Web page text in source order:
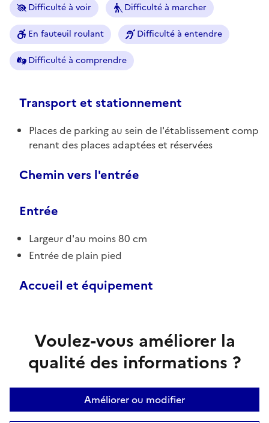
Difficulté à voir Difficulté à marcher
En fauteuil roulant Difficulté à entendre
Difficulté à comprendre
Transport et stationnement
Places de parking au sein de l'établissement comp
renant des places adaptées et réservées
Chemin vers l'entrée
Entrée
Largeur d'au moins 80 cm
Entrée de plain pied
Accueil et équipement
Voulez-vous améliorer la
qualité des informations ?
Améliorer ou modifier